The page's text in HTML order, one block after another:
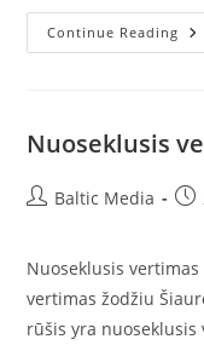
Continue Reading
Nuoseklusis
PostBaltic Media
Nuoseklusis
vertimas žodžiu
rūšis yra nuoseklusis